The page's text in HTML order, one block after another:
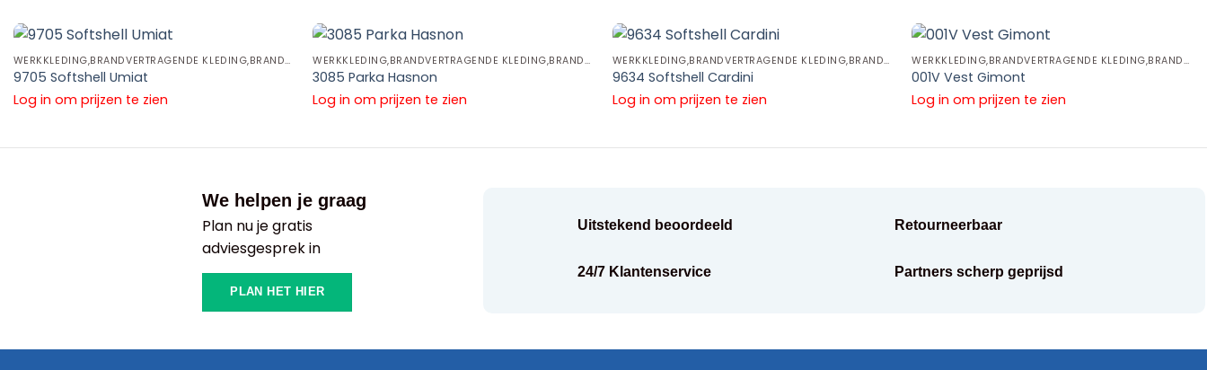
WERKKLEDING,BRANDVERTRAGENDE KLEDING,BRANDVERTRAGENDE JASSEN
9705 Softshell Umiat
Log in om prijzen te zien
WERKKLEDING,BRANDVERTRAGENDE KLEDING,BRANDVERTRAGENDE JASSEN
3085 Parka Hasnon
Log in om prijzen te zien
WERKKLEDING,BRANDVERTRAGENDE KLEDING,BRANDVERTRAGENDE JASSEN
9634 Softshell Cardini
Log in om prijzen te zien
WERKKLEDING,BRANDVERTRAGENDE KLEDING,BRANDVERTRAGENDE JASSEN
001V Vest Gimont
Log in om prijzen te zien
We helpen je graag
Plan nu je gratis
adviesgesprek in
PLAN HET HIER
Uitstekend beoordeeld
24/7 Klantenservice
Retourneerbaar
Partners scherp geprijsd